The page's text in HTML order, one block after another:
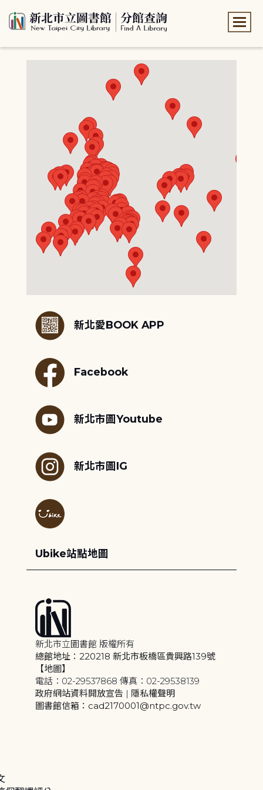
新北愛BOOK APP
Facebook
新北市圖Youtube
新北市圖IG
Ubike站點地圖
新北市立圖書館 版權所有
總館地址：220218 新北市板橋區貴興路139號
【地圖】
電話：02-29537868 傳真：02-29538139
政府網站資料開放宣告 | 隱私權聲明
圖書館信箱：cad2170001@ntpc.gov.tw